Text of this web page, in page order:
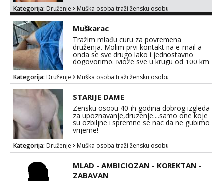
naknadu, trazim neku koja bi dosla po
mene da se odemo seksat negdje u mrak,
prije seksa dobijes odmah na ruke, molim
samo ozbiljne da se javljaju one koje se
pale na seks po mracnim parkinzima,
sumarcima itd be...
Kategorija: Druženje Muška osoba traži žensku osobu
Muškarac
Tražim mlađu curu za povremena
druženja. Molim prvi kontakt na e-mail a
onda se sve drugo lako i jednostavno
dogovorimo. Može sve u krugu od 100 km
Kategorija: Druženje Muška osoba traži žensku osobu
STARIJE DAME
Zensku osobu 40-ih godina dobrog izgleda
za upoznavanje,druzenje....samo one koje
su ozbiljne i spremne se nac da ne gubimo
vrijeme!
Kategorija: Druženje Muška osoba traži žensku osobu
MLAD - AMBICIOZAN - KOREKTAN -
ZABAVAN